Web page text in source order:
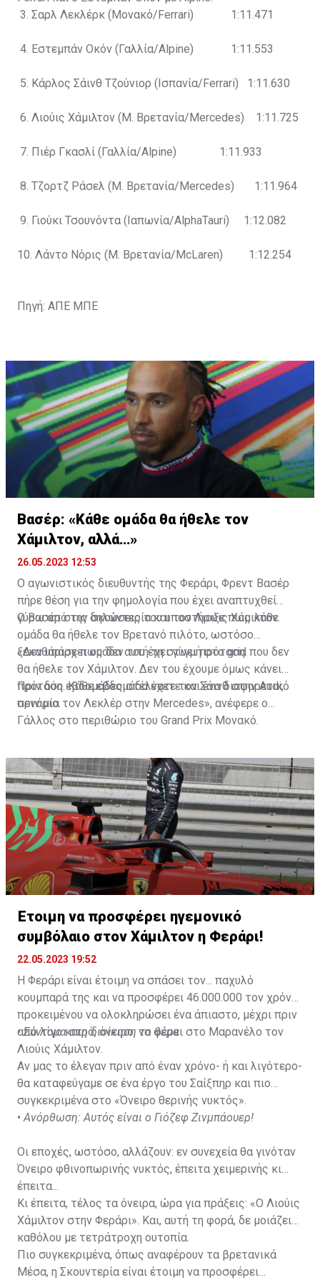
3. Σαρλ Λεκλέρκ (Μονακό/Ferrari) 1:11.471
4. Εστεμπάν Οκόν (Γαλλία/Alpine) 1:11.553
5. Κάρλος Σάινθ Τζούνιορ (Ισπανία/Ferrari) 1:11.630
6. Λιούις Χάμιλτον (Μ. Βρετανία/Mercedes) 1:11.725
7. Πιέρ Γκασλί (Γαλλία/Alpine) 1:11.933
8. Τζορτζ Ράσελ (Μ. Βρετανία/Mercedes) 1:11.964
9. Γιούκι Τσουνόντα (Ιαπωνία/AlphaTauri) 1:12.082
10. Λάντο Νόρις (Μ. Βρετανία/McLaren) 1:12.254
Πηγή: ΑΠΕ ΜΠΕ
Βασέρ: «Κάθε ομάδα θα ήθελε τον
Χάμιλτον, αλλά…»
26.05.2023 12:53
Ο αγωνιστικός διευθυντής της Φεράρι, Φρεντ Βασέρ
πήρε θέση για την φημολογία που έχει αναπτυχθεί
γύρω από την σκουντερία και τον Λιούις Χάμιλτον.
Ο Βασέρ στις δηλώσεις του υποστήριξε πως κάθε
ομάδα θα ήθελε τον Βρετανό πιλότο, ωστόσο
ξεκαθάρισε πως δεν του έχει γίνει πρόταση.
«Δεν υπάρχει ομάδα αυτή τη στιγμή στο grid που δεν
θα ήθελε τον Χάμιλτον. Δεν του έχουμε όμως κάνει
πρόταση. Κάθε εβδομάδα έχετε και ένα διαφορετικό
σενάριο.
Πριν δύο εβδομάδες στέλνατε τον Σάινθ στην Audi,
πριν μία τον Λεκλέρ στην Mercedes», ανέφερε ο
Γάλλος στο περιθώριο του Grand Prix Μονακό.
Έτοιμη να προσφέρει ηγεμονικό
συμβόλαιο στον Χάμιλτον η Φεράρι!
22.05.2023 19:52
Η Φεράρι είναι έτοιμη να σπάσει τον... παχυλό
κουμπαρά της και να προσφέρει 46.000.000 τον χρόνο,
προκειμένου να ολοκληρώσει ένα άπιαστο, μέχρι πριν
από λίγο καιρό, όνειρο: να φέρει στο Μαρανέλο τον
Λιούις Χάμιλτον.
•Σύντομα στη διοίκηση το θέμα
Αν μας το έλεγαν πριν από έναν χρόνο- ή και λιγότερο-
θα καταφεύγαμε σε ένα έργο του Σαίξπηρ και πιο
συγκεκριμένα στο «Όνειρο θερινής νυκτός».
• Ανόρθωση: Αυτός είναι ο Γιόζεφ Ζινμπάουερ!
Οι εποχές, ωστόσο, αλλάζουν: εν συνεχεία θα γινόταν
Όνειρο φθινοπωρινής νυκτός, έπειτα χειμερινής κι
έπειτα...
Κι έπειτα, τέλος τα όνειρα, ώρα για πράξεις: «Ο Λιούις
Χάμιλτον στην Φεράρι». Και, αυτή τη φορά, δε μοιάζει
καθόλου με τετράτροχη ουτοπία.
Πιο συγκεκριμένα, όπως αναφέρουν τα βρετανικά
Μέσα, η Σκουντερία είναι έτοιμη να προσφέρει